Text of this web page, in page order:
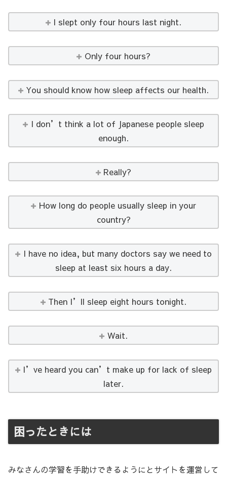
I slept only four hours last night.
Only four hours?
You should know how sleep affects our health.
I don’t think a lot of Japanese people sleep
enough.
Really?
How long do people usually sleep in your
country?
I have no idea, but many doctors say we need to
sleep at least six hours a day.
Then I’ll sleep eight hours tonight.
Wait.
I’ve heard you can’t make up for lack of sleep
later.
困ったときには
みなさんの学習を手助けできるようにとサイトを運営して